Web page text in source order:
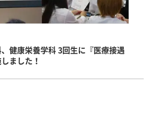
健康栄養学科 3回生に『医療接遇
ました！